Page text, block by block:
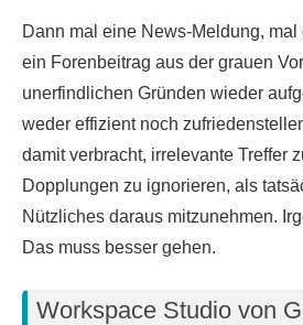
Dann mal eine News-Meldung, mal
ein Forenbeitrag aus der grauen
unerfindlichen Gründen wieder
weder effizient noch
damit verbracht, irrelevante Treffer
Dopplungen zu ignorieren, als
Nützliches daraus mitzunehmen.
Das muss besser gehen.
Workspace Studio von